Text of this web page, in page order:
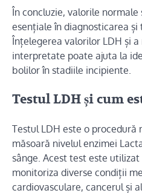
În concluzie, valorile
esențiale în diagnosticarea
Înțelegerea valorilor LDH și
interpretate poate ajuta la
bolilor în stadiile incipiente.
Testul LDH și cum
Testul LDH este o
măsoară nivelul enzimei
sânge. Acest test este
monitoriza diverse condiții
cardiovasculare, cancerul și